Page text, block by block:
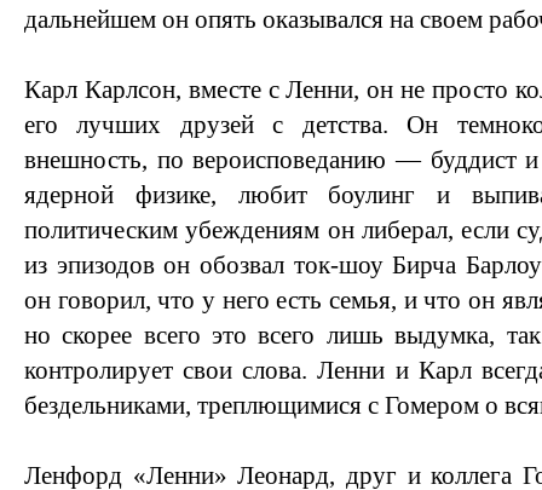
дальнейшем он опять оказывался на своем
Карл Карлсон, вместе с Ленни, он не просто
его лучших друзей с детства. Он
внешность, по вероисповеданию — буддист и
ядерной физике, любит боулинг и
политическим убеждениям он либерал, если
из эпизодов он обозвал ток-шоу Бирча
он говорил, что у него есть семья, и что он
но скорее всего это всего лишь выдумка,
контролирует свои слова. Ленни и Карл
бездельниками, треплющимися с Гомером о
Ленфорд «Ленни» Леонард, друг и коллега